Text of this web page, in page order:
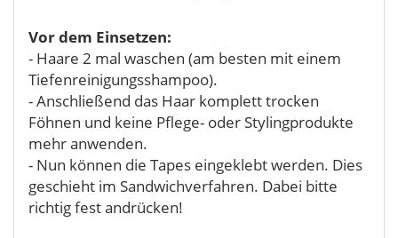
Vor dem Einsetzen:
- Haare 2 mal waschen (am besten mit einem
Tiefenreinigungsshampoo).
- Anschließend das Haar komplett trocken
Föhnen und keine Pflege- oder Stylingprodukte
mehr anwenden.
- Nun können die Tapes eingeklebt werden. Dies
geschieht im Sandwichverfahren. Dabei bitte
richtig fest andrücken!